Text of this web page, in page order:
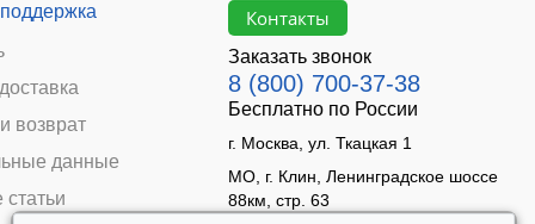
возврат
данные
Контакты
Заказать звонок
8 (800) 700-37-38
Бесплатно по России
г. Москва, ул. Ткацкая 1
МО, г. Клин, Ленинградское шоссе
88км, стр. 63